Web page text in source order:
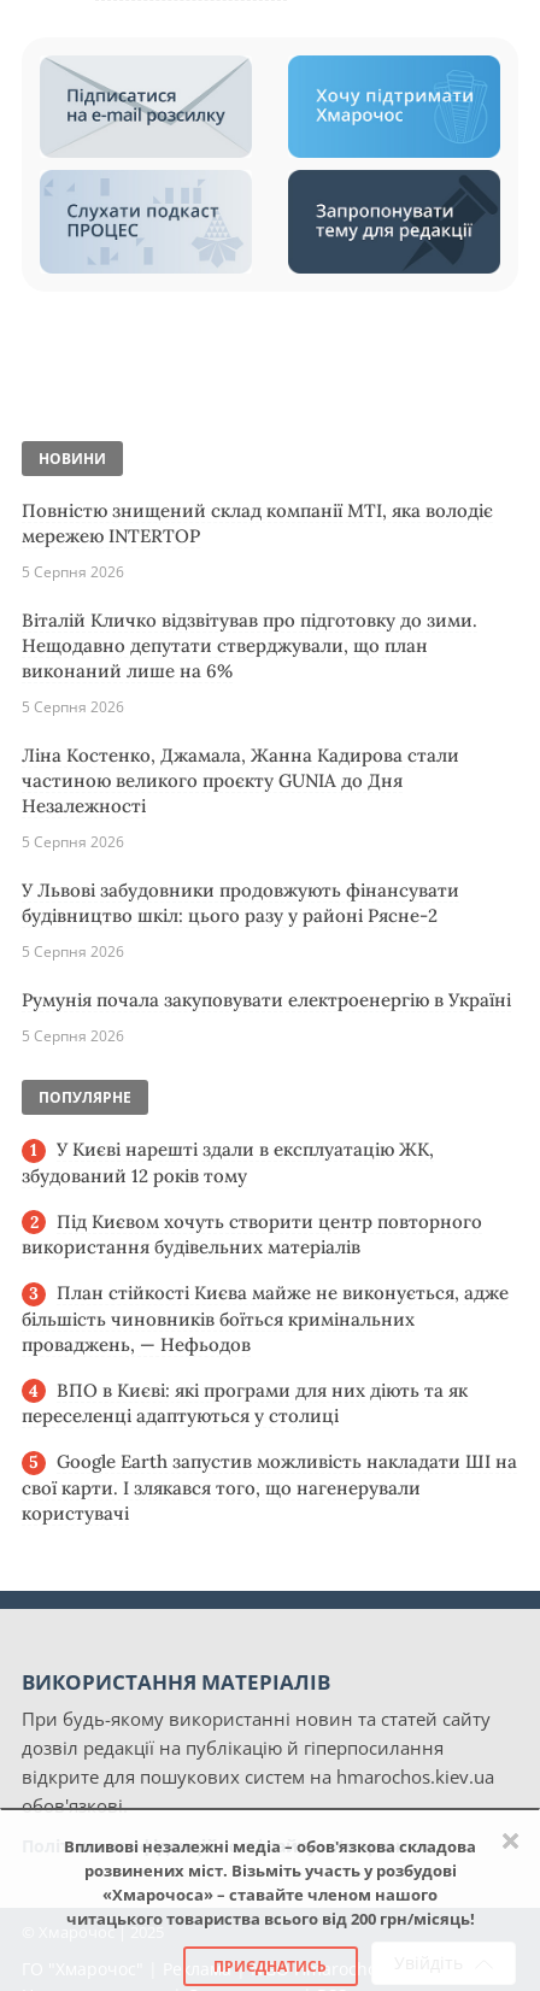
×
Впливові незалежні медіа – обов'язкова складова
розвинених міст. Візьміть участь у розбудові
«Хмарочоса» – ставайте членом нашого
читацького товариства всього від 200 грн/місяць!
ПРИЄДНАТИСЬ
НОВИНИ
Повністю знищений склад компанії MTI, яка володіє
мережею INTERTOP
5 Серпня 2026
Віталій Кличко відзвітував про підготовку до зими.
Нещодавно депутати стверджували, що план
виконаний лише на 6%
5 Серпня 2026
Ліна Костенко, Джамала, Жанна Кадирова стали
частиною великого проєкту GUNIA до Дня
Незалежності
5 Серпня 2026
У Львові забудовники продовжують фінансувати
будівництво шкіл: цього разу у районі Рясне-2
5 Серпня 2026
Румунія почала закуповувати електроенергію в Україні
5 Серпня 2026
ПОПУЛЯРНЕ
У Києві нарешті здали в експлуатацію ЖК,
збудований 12 років тому
Під Києвом хочуть створити центр повторного
використання будівельних матеріалів
План стійкості Києва майже не виконується, адже
більшість чиновників боїться кримінальних
проваджень, — Нефьодов
ВПО в Києві: які програми для них діють та як
переселенці адаптуються у столиці
Google Earth запустив можливість накладати ШІ на
свої карти. І злякався того, що нагенерували
користувачі
ВИКОРИСТАННЯ МАТЕРІАЛІВ
При будь-якому використанні новин та статей сайту
дозвіл редакції на публікацію й гіперпосилання
відкрите для пошукових систем на hmarochos.kiev.ua
обов'язкові.
Політика конфіденційності сайту «Хмарочос»
© Хмарочос | 2025
Реклама|NGO Hmarochos